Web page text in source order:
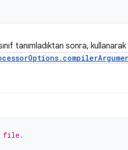
tanımladıktan sonra,
file.